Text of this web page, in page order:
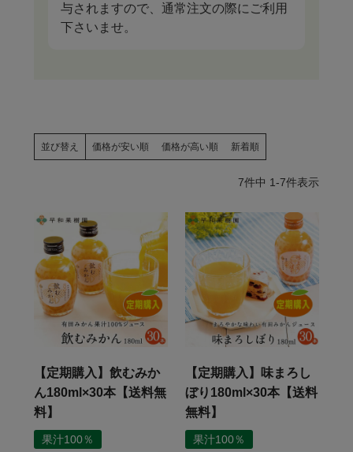
与されますので、通常注文の際にご利用
下さいませ。
並び替え 価格が安い順 価格が高い順 新着順
7件中 1-7件表示
【定期購入】飲むみか
ん180ml×30本【送料無
料】
果汁100％
【定期購入】味まろし
ぼり180ml×30本【送料
無料】
果汁100％